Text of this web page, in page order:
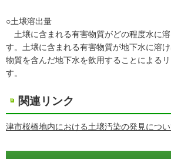
○土壌溶出量
土壌に含まれる有害物質がどの程度水に
す。土壌に含まれる有害物質が地下水に溶
物質を含んだ地下水を飲用することによる
す。
関連リンク
津市桜橋地内における土壌汚染の発見につ